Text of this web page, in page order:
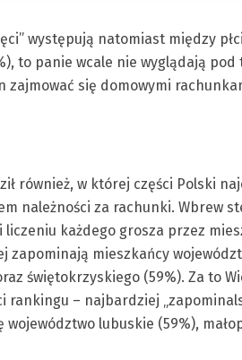
występują natomiast między
to panie wcale nie wyglądają pod
się domowymi
również, w której części Polski
należności za rachunki. Wbrew
każdego grosza przez
zapominają mieszkańcy
świętokrzyskiego (59%). Za to
rankingu – najbardziej
lubuskie (59%),